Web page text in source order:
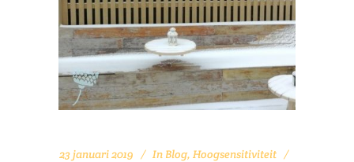
23 januari 2019 In Blog, Hoogsensitiviteit